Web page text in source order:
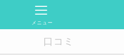
メニュー
口コミ